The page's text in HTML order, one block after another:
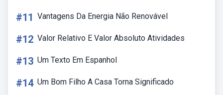
#11 Vantagens Da Energia Não Renovável
#12 Valor Relativo E Valor Absoluto Atividades
#13 Um Texto Em Espanhol
#14 Um Bom Filho A Casa Torna Significado